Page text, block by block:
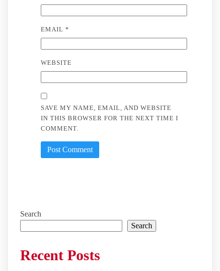
EMAIL *
WEBSITE
SAVE MY NAME, EMAIL, AND WEBSITE
IN THIS BROWSER FOR THE NEXT TIME I
COMMENT.
Search
Search
Recent Posts